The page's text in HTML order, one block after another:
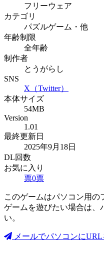
フリーウェア
カテゴリ
パズルゲーム・他
年齢制限
全年齢
制作者
とうがらし
SNS
X（Twitter）
本体サイズ
54MB
Version
1.01
最終更新日
2025年9月18日
DL回数
お気に入り
票0票
このゲームはパソコン用の
ゲームを遊びたい場合は、
い。
メールでパソコンにURL